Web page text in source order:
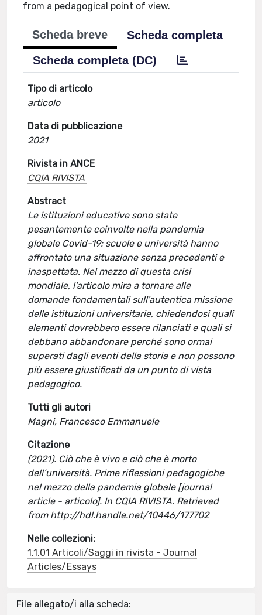
from a pedagogical point of view.
Scheda breve
Scheda completa
Scheda completa (DC)
Tipo di articolo
articolo
Data di pubblicazione
2021
Rivista in ANCE
CQIA RIVISTA
Abstract
Le istituzioni educative sono state
pesantemente coinvolte nella pandemia
globale Covid-19: scuole e università hanno
affrontato una situazione senza precedenti e
inaspettata. Nel mezzo di questa crisi
mondiale, l'articolo mira a tornare alle
domande fondamentali sull'autentica missione
delle istituzioni universitarie, chiedendosi quali
elementi dovrebbero essere rilanciati e quali si
debbano abbandonare perché sono ormai
superati dagli eventi della storia e non possono
più essere giustificati da un punto di vista
pedagogico.
Tutti gli autori
Magni, Francesco Emmanuele
Citazione
(2021). Ciò che è vivo e ciò che è morto
dell’università. Prime riflessioni pedagogiche
nel mezzo della pandemia globale [journal
article - articolo]. In CQIA RIVISTA. Retrieved
from http://hdl.handle.net/10446/177702
Nelle collezioni:
1.1.01 Articoli/Saggi in rivista - Journal
Articles/Essays
File allegato/i alla scheda: